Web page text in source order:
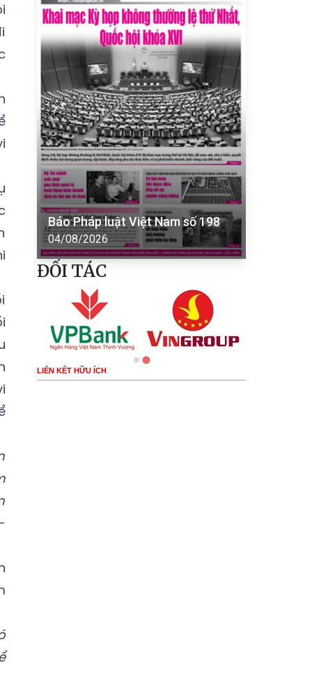
Báo Pháp luật Việt Nam số 198
04/08/2026
ĐỐI TÁC
LIÊN KẾT HỮU ÍCH